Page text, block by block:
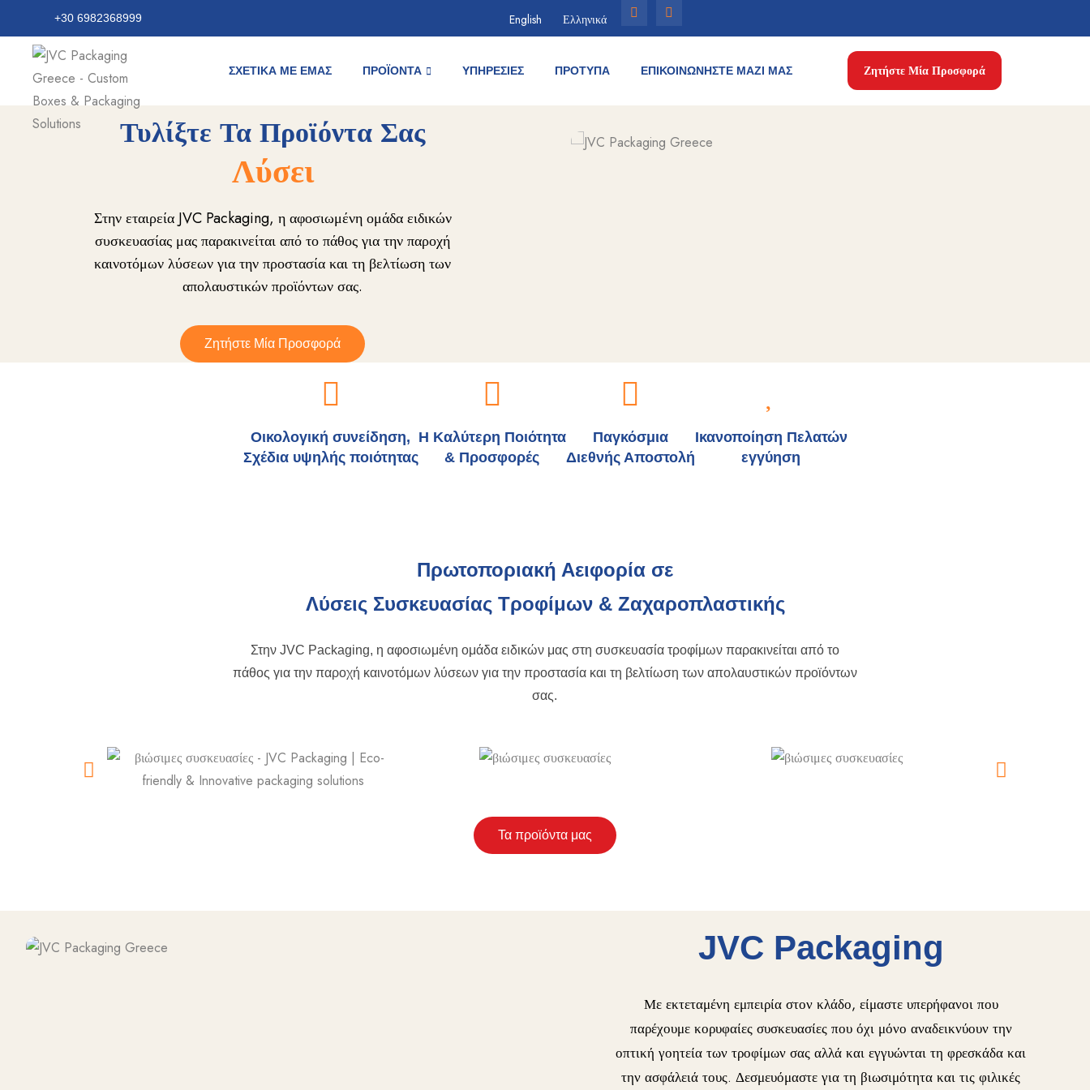
+30 6982368999 English Ελληνικά
ΣΧΕΤΙΚΆ ΜΕ ΕΜΆΣ ΠΡΟΪΌΝΤΑ ΥΠΗΡΕΣΙΕΣ ΠΡΟΤΥΠΑ ΕΠΙΚΟΙΝΩΝΉΣΤΕ ΜΑΖΊ ΜΑΣ Ζητήστε Μία Προσφορά
Τυλίξτε Τα Προϊόντα Σας
Λύσεις Συ
Στην εταιρεία JVC Packaging, η αφοσιωμένη ομάδα ειδικών
συσκευασίας μας παρακινείται από το πάθος για την παροχή
καινοτόμων λύσεων για την προστασία και τη βελτίωση των
απολαυστικών προϊόντων σας.
Ζητήστε Μία Προσφορά
Οικολογική συνείδηση,
Σχέδια υψηλής ποιότητας
Η Καλύτερη Ποιότητα
& Προσφορές
Παγκόσμια
Διεθνής Αποστολή
Ικανοποίηση Πελατών
εγγύηση
Πρωτοποριακή Αειφορία σε
Λύσεις Συσκευασίας Τροφίμων & Ζαχαροπλαστικής
Στην JVC Packaging, η αφοσιωμένη ομάδα ειδικών μας στη συσκευασία τροφίμων παρακινείται από το
πάθος για την παροχή καινοτόμων λύσεων για την προστασία και τη βελτίωση των απολαυστικών προϊόντων
σας.
Τα προϊόντα μας
JVC Packaging
Με εκτεταμένη εμπειρία στον κλάδο, είμαστε υπερήφανοι που
παρέχουμε κορυφαίες συσκευασίες που όχι μόνο αναδεικνύουν την
οπτική γοητεία των τροφίμων σας αλλά και εγγυώνται τη φρεσκάδα και
την ασφάλειά τους. Δεσμευόμαστε για τη βιωσιμότητα και τις φιλικές